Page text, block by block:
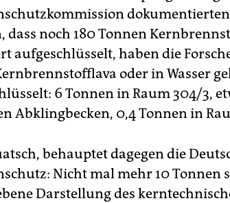
dass noch 180 Tonnen
aufgeschlüsselt, haben die
oder in Wasser
6 Tonnen in Raum 304/3,
Abklingbecken, 0,4 Tonnen in
behauptet dagegen die
Nicht mal mehr 10 Tonnen
Darstellung des